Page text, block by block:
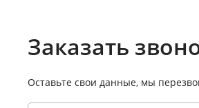
Заказать
Оставьте свои данные, мы